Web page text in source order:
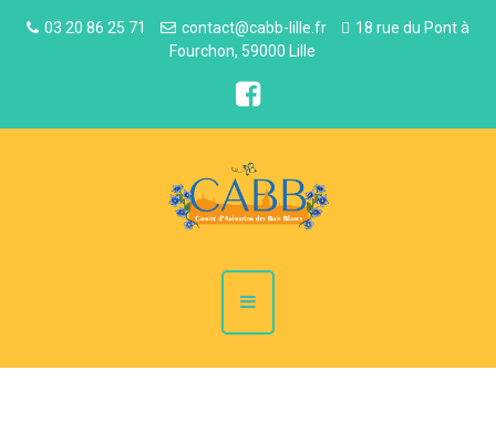
03 20 86 25 71 contact@cabb-lille.fr
18 rue du Pont à
Fourchon, 59000 Lille